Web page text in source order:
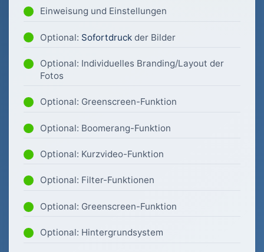
Einweisung und Einstellungen
Optional: Sofortdruck der Bilder
Optional: Individuelles Branding/Layout der
Fotos
Optional: Greenscreen-Funktion
Optional: Boomerang-Funktion
Optional: Kurzvideo-Funktion
Optional: Filter-Funktionen
Optional: Greenscreen-Funktion
Optional: Hintergrundsystem